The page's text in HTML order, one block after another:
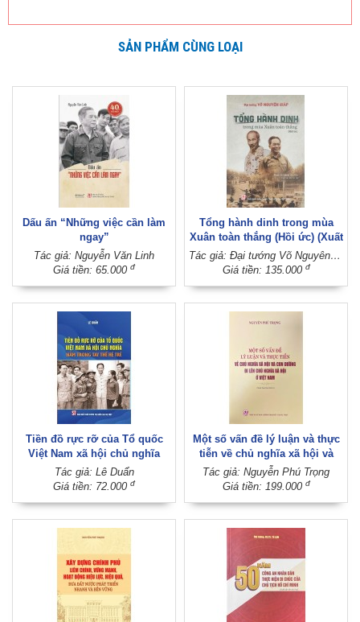
SẢN PHẨM CÙNG LOẠI
Dấu ấn “Những việc cần làm
ngay”
Tác giả: Nguyễn Văn Linh
Giá tiền: 65.000 đ
Tổng hành dinh trong mùa
Xuân toàn thắng (Hồi ức) (Xuất
bản lần thứ 12)
Tác giả: Đại tướng Võ Nguyên Giáp (Phạm Chí Nhân thể hiện)
Giá tiền: 135.000 đ
Tiền đồ rực rỡ của Tổ quốc
Việt Nam xã hội chủ nghĩa
nằm trong tay thế hệ trẻ
Tác giả: Lê Duẩn
Giá tiền: 72.000 đ
Một số vấn đề lý luận và thực
tiễn về chủ nghĩa xã hội và
con đường đi lên chủ nghĩa xã
hội ở Việt Nam (Xuất bản lần
Tác giả: Nguyễn Phú Trọng
Giá tiền: 199.000 đ